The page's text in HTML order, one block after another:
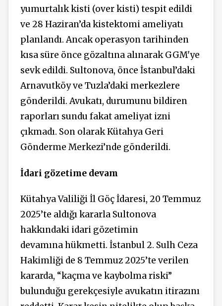
yumurtalık kisti (over kisti) tespit edildi
ve 28 Haziran’da kistektomi ameliyatı
planlandı. Ancak operasyon tarihinden
kısa süre önce gözaltına alınarak GGM'ye
sevk edildi. Sultonova, önce İstanbul’daki
Arnavutköy ve Tuzla’daki merkezlere
gönderildi. Avukatı, durumunu bildiren
raporları sundu fakat ameliyat izni
çıkmadı. Son olarak Kütahya Geri
Gönderme Merkezi’nde gönderildi.
İdari gözetime devam
Kütahya Valiliği İl Göç İdaresi, 20 Temmuz
2025’te aldığı kararla Sultonova
hakkındaki idari gözetimin
devamına hükmetti. İstanbul 2. Sulh Ceza
Hakimliği de 8 Temmuz 2025’te verilen
kararda, “kaçma ve kaybolma riski”
bulunduğu gerekçesiyle avukatın itirazını